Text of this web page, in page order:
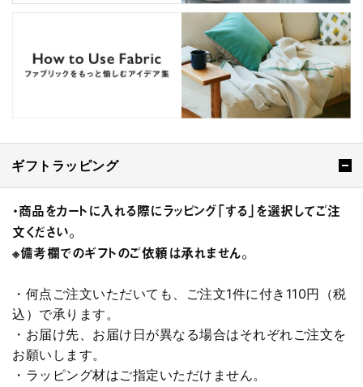
ギフトラッピング
・商品をカートに入れる際にラッピング「する」を選択してご注
文ください。
※備考欄でのギフトのご依頼は承れません。
・何点ご注文いただいても、ご注文1件に付き110円（税
込）で承ります。
・お届け先、お届け日が異なる場合はそれぞれご注文を
お願いします。
・ラッピング材はご指定いただけません。